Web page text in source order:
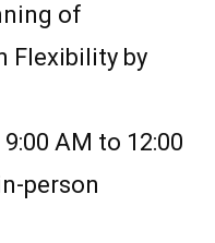
of
Flexibility by
AM to 12:00
person